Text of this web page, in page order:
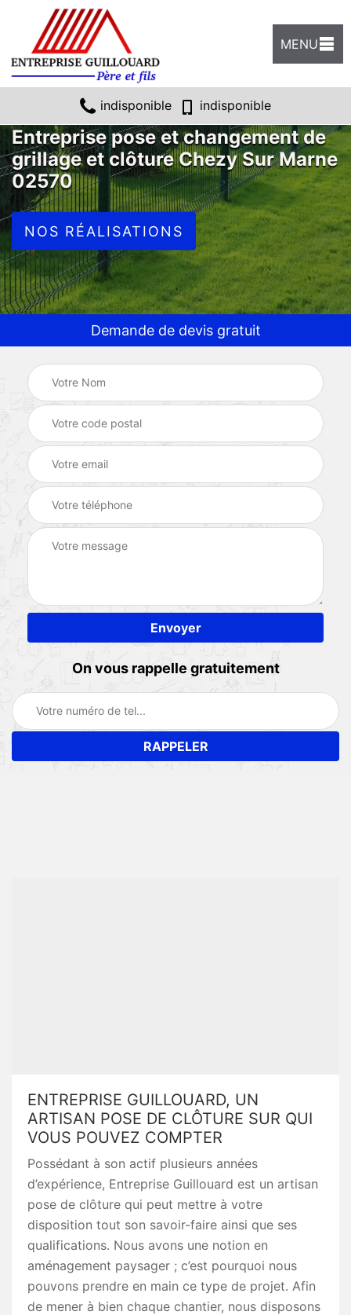
MENU
indisponible indisponible
Entreprise pose et changement de
grillage et clôture Chezy Sur Marne
02570
NOS RÉALISATIONS
Demande de devis gratuit
On vous rappelle gratuitement
ENTREPRISE GUILLOUARD, UN
ARTISAN POSE DE CLÔTURE SUR QUI
VOUS POUVEZ COMPTER
Possédant à son actif plusieurs années
d’expérience, Entreprise Guillouard est un artisan
pose de clôture qui peut mettre à votre
disposition tout son savoir-faire ainsi que ses
qualifications. Nous avons une notion en
aménagement paysager ; c’est pourquoi nous
pouvons prendre en main ce type de projet. Afin
de mener à bien chaque chantier, nous disposons